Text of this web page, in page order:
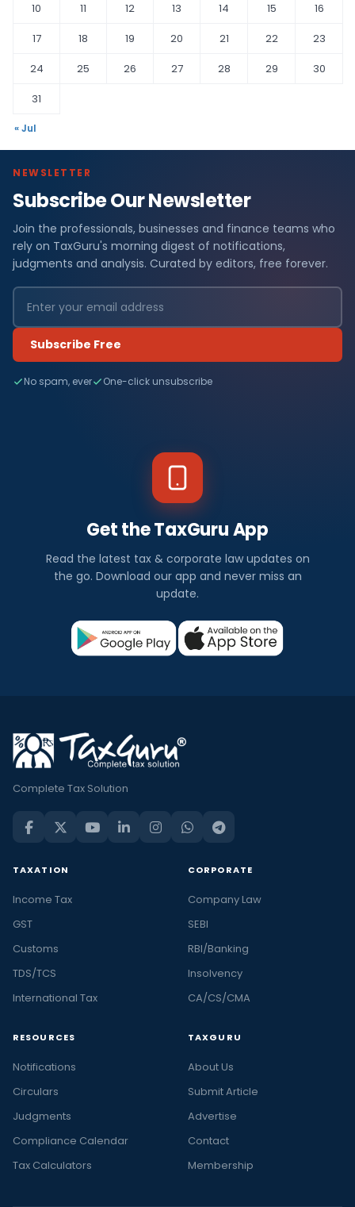
10
11 12 13 14 15
16
17
18 19 20 21 22
23
24
25 26 27 28 29
30
31
« Jul
NEWSLETTER
Subscribe Our Newsletter
Join the professionals, businesses and finance teams who
rely on TaxGuru's morning digest of notifications,
judgments and analysis. Curated by editors, free forever.
Subscribe Free
No spam, ever One-click unsubscribe
Get the TaxGuru App
Read the latest tax & corporate law updates on
the go. Download our app and never miss an
update.
Complete Tax Solution
TAXATION
Income Tax
GST
Customs
TDS/TCS
International Tax
CORPORATE
Company Law
SEBI
RBI/Banking
Insolvency
CA/CS/CMA
RESOURCES
Notifications
Circulars
Judgments
Compliance Calendar
Tax Calculators
TAXGURU
About Us
Submit Article
Advertise
Contact
Membership